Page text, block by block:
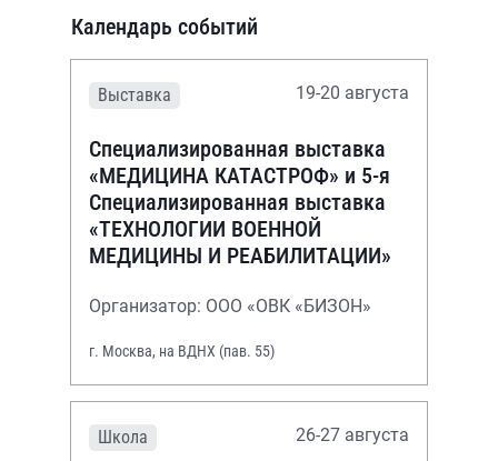
Календарь событий
Выставка 19-20 августа
Специализированная выставка
«МЕДИЦИНА КАТАСТРОФ» и 5-я
Специализированная выставка
«ТЕХНОЛОГИИ ВОЕННОЙ
МЕДИЦИНЫ И РЕАБИЛИТАЦИИ»
Организатор: ООО «ОВК «БИЗОН»
г. Москва, на ВДНХ (пав. 55)
Школа 26-27 августа